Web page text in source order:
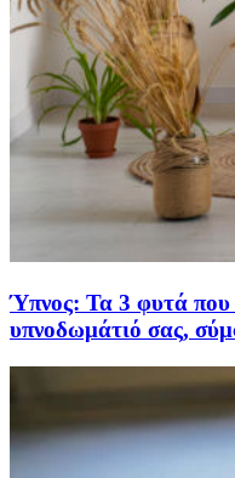
Ύπνος: Τα 3 φυτά που
υπνοδωμάτιό σας,